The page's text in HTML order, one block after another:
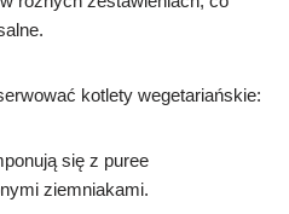
kotlety wegetariańskie:
się z puree
ziemniakami.